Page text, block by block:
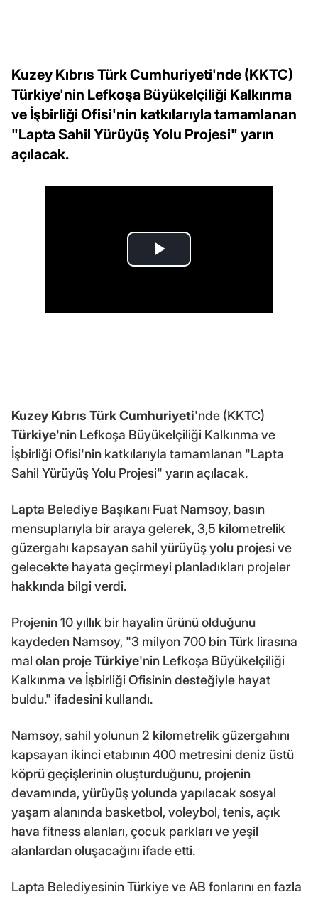
Kuzey Kıbrıs Türk Cumhuriyeti'nde (KKTC)
Türkiye'nin Lefkoşa Büyükelçiliği Kalkınma
ve İşbirliği Ofisi'nin katkılarıyla tamamlanan
"Lapta Sahil Yürüyüş Yolu Projesi" yarın
açılacak.
Kuzey Kıbrıs Türk Cumhuriyeti'nde (KKTC)
Türkiye'nin Lefkoşa Büyükelçiliği Kalkınma ve
İşbirliği Ofisi'nin katkılarıyla tamamlanan "Lapta
Sahil Yürüyüş Yolu Projesi" yarın açılacak.
Lapta Belediye Başıkanı Fuat Namsoy, basın
mensuplarıyla bir araya gelerek, 3,5 kilometrelik
güzergahı kapsayan sahil yürüyüş yolu projesi ve
gelecekte hayata geçirmeyi planladıkları projeler
hakkında bilgi verdi.
Projenin 10 yıllık bir hayalin ürünü olduğunu
kaydeden Namsoy, "3 milyon 700 bin Türk lirasına
mal olan projeTürkiye'nin Lefkoşa Büyükelçiliği
Kalkınma ve İşbirliği Ofisinin desteğiyle hayat
buldu." ifadesini kullandı.
Namsoy, sahil yolunun 2 kilometrelik güzergahını
kapsayan ikinci etabının 400 metresini deniz üstü
köprü geçişlerinin oluşturduğunu, projenin
devamında, yürüyüş yolunda yapılacak sosyal
yaşam alanında basketbol, voleybol, tenis, açık
hava fitness alanları, çocuk parkları ve yeşil
alanlardan oluşacağını ifade etti.
Lapta Belediyesinin Türkiye ve AB fonlarını en fazla